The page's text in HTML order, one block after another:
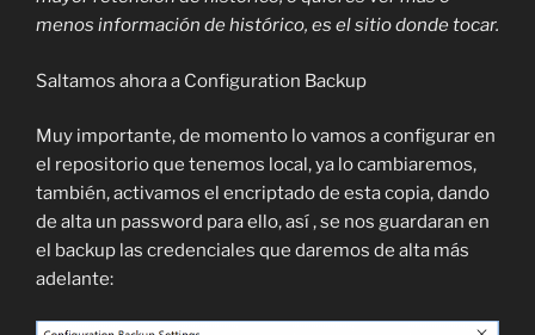
menos información de histórico, es el sitio donde tocar.
Saltamos ahora a Configuration Backup
Muy importante, de momento lo vamos a configurar en
el repositorio que tenemos local, ya lo cambiaremos,
también, activamos el encriptado de esta copia, dando
de alta un password para ello, así , se nos guardaran en
el backup las credenciales que daremos de alta más
adelante: